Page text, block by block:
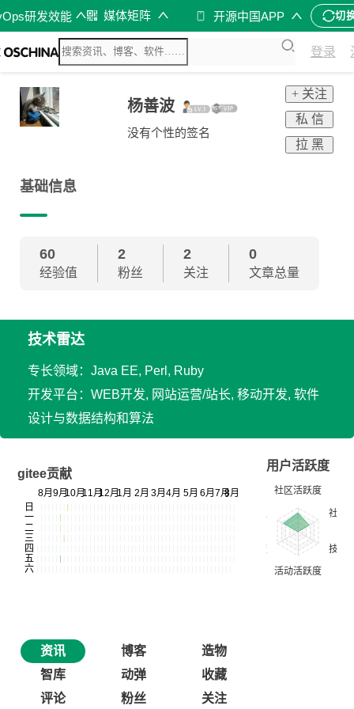
研发效能 媒体矩阵 开源中国APP 切
登录
杨善波
没有个性的签名
+ 关注
私 信
拉 黑
基础信息
60
经验值
2
粉丝
2
关注
0
文章总量
技术雷达
专长领域：Java EE, Perl, Ruby
开发平台：WEB开发, 网站运营/站长, 移动开发, 软件
设计与数据结构和算法
gitee贡献
用户活跃度
资讯 博客
造物
智库
动弹
收藏
评论
粉丝 关注